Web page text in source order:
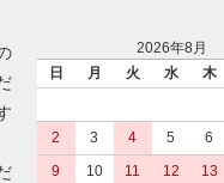
2026年8月
日
月 火 水 木
2
3 4 5 6
9
10 11 12 13